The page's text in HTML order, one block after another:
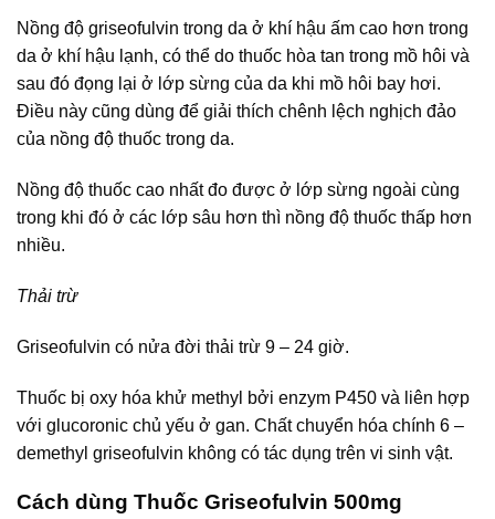
Nồng độ griseofulvin trong da ở khí hậu ấm cao hơn trong
da ở khí hậu lạnh, có thể do thuốc hòa tan trong mồ hôi và
sau đó đọng lại ở lớp sừng của da khi mồ hôi bay hơi.
Điều này cũng dùng để giải thích chênh lệch nghịch đảo
của nồng độ thuốc trong da.
Nồng độ thuốc cao nhất đo được ở lớp sừng ngoài cùng
trong khi đó ở các lớp sâu hơn thì nồng độ thuốc thấp hơn
nhiều.
Thải trừ
Griseofulvin có nửa đời thải trừ 9 – 24 giờ.
Thuốc bị oxy hóa khử methyl bởi enzym P450 và liên hợp
với glucoronic chủ yếu ở gan. Chất chuyển hóa chính 6 –
demethyl griseofulvin không có tác dụng trên vi sinh vật.
Cách dùng Thuốc Griseofulvin 500mg